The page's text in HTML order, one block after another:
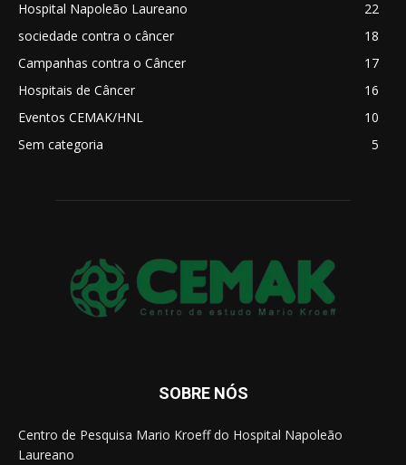
Hospital Napoleão Laureano
22
sociedade contra o câncer
18
Campanhas contra o Câncer
17
Hospitais de Câncer
16
Eventos CEMAK/HNL
10
Sem categoria
5
SOBRE NÓS
Centro de Pesquisa Mario Kroeff do Hospital Napoleão
Laureano